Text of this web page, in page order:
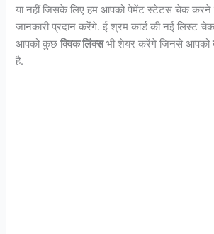
या नहीं जिसके लिए हम आपको पेमेंट स्टेटस चेक करने
जानकारी प्रदान करेंगे. ई श्रम कार्ड की नई लिस्ट
आपको कुछक्विक लिंक्सभी शेयर करेंगे जिनसे आपको
है.